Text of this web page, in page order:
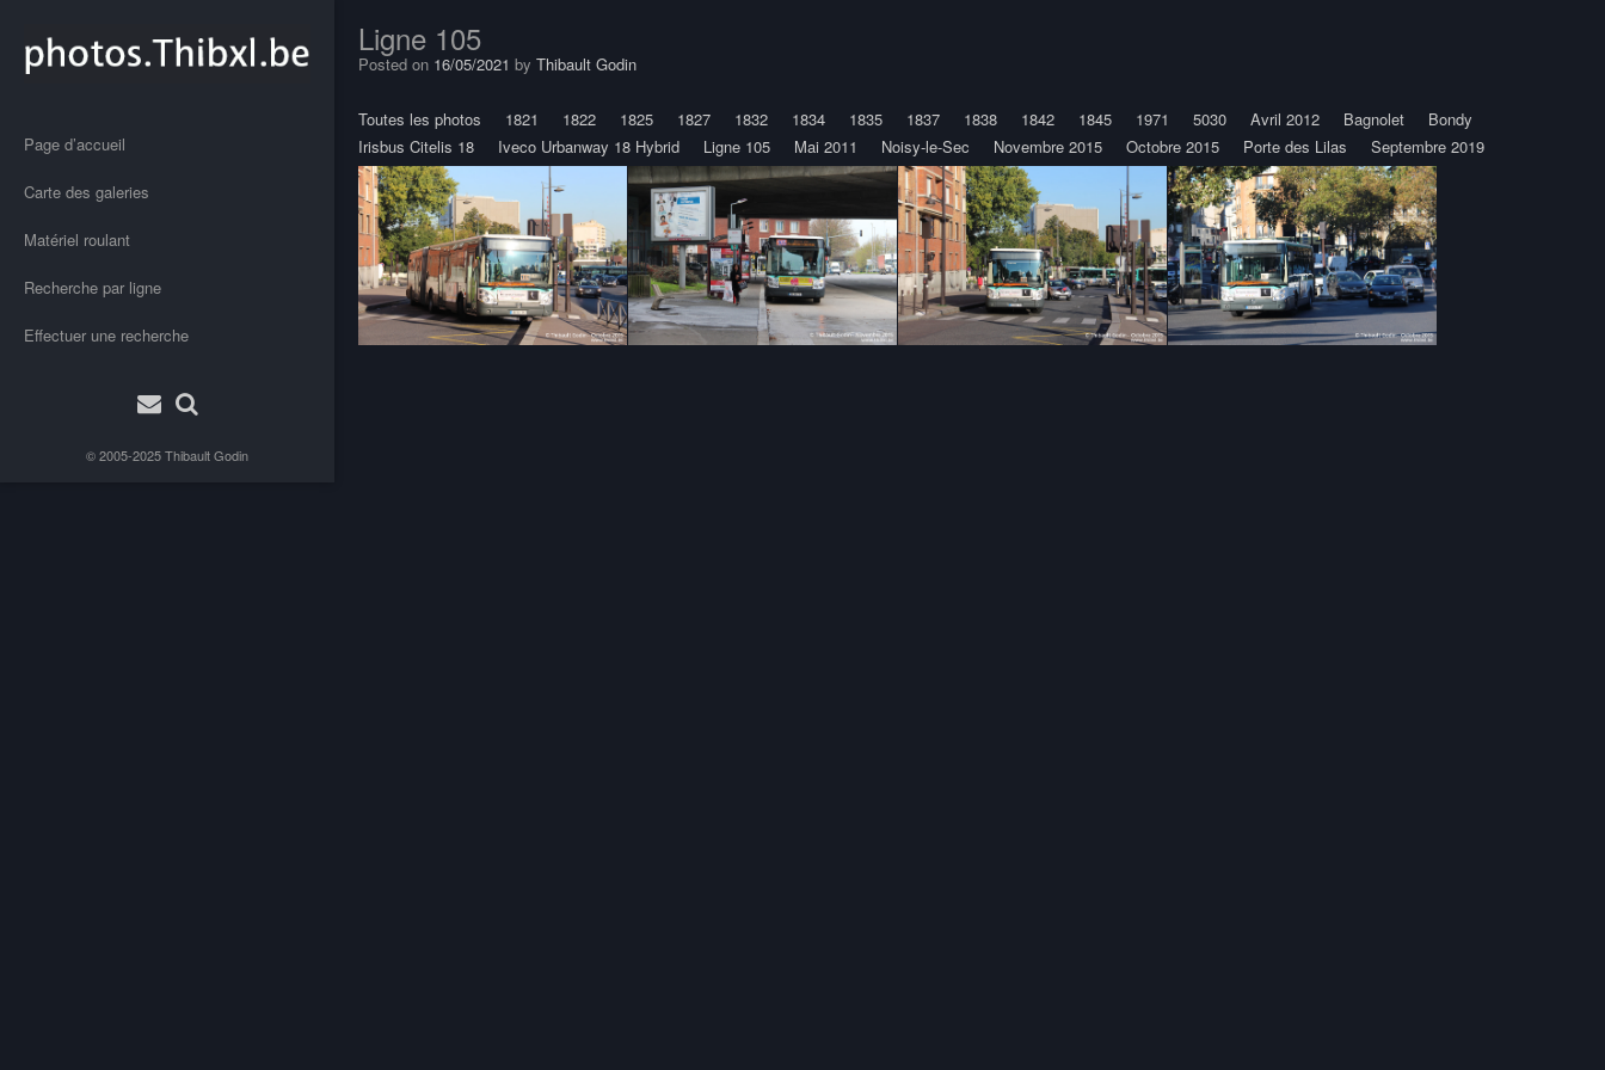
Page d’accueil
Carte des galeries
Matériel roulant
Recherche par ligne
Effectuer une recherche
© 2005-2025Thibault Godin
Ligne 105
Posted on 16/05/2021 by Thibault Godin
Toutes les photos 1821 1822 1825 1827 1832 1834 1835 1837 1838 1842 1845 1971 5030 Avril 2012 Bagnolet
Bondy
Irisbus Citelis 18
Iveco Urbanway 18 Hybrid Ligne 105 Mai 2011 Noisy-le-Sec Novembre 2015 Octobre 2015 Porte des Lilas Septembre 2019